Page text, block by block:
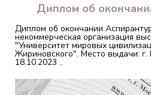
Диплом об
Диплом об окончании
некоммерческая организация
"Университет мировых
Жириновского". Место выдачи:
18.10.2023 ..